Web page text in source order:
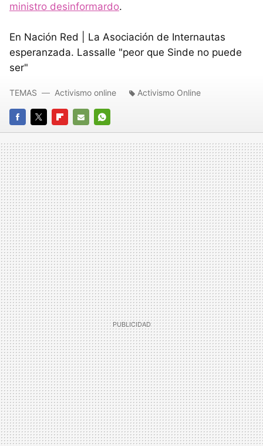
ministro desinformardo.
En Nación Red | La Asociación de Internautas
esperanzada. Lassalle "peor que Sinde no puede
ser"
FACEBOOK
TWITTERFLIPBOARD
E-
MAIL
WHATSAPP
TEMAS Activismo online Activismo Online